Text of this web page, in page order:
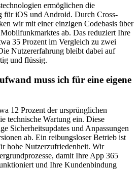
ermöglichen die
für iOS und Android. Durch Cross-
wir mit einer einzigen Codebasis über
ab. Das reduziert Ihre
35 Prozent im Vergleich zu zwei
Nutzererfahrung bleibt dabei auf
und flüssig.
muss ich für eine eigene
12 Prozent der ursprünglichen
technische Wartung ein. Diese
Sicherheitsupdates und Anpassungen
ab. Ein reibungsloser Betrieb ist
hohe Nutzerzufriedenheit. Wir
damit Ihre App 365
und Ihre Kundenbindung